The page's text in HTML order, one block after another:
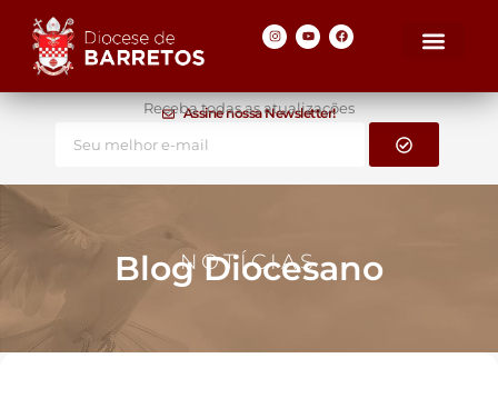
Assine nossa Newsletter!
Receba todas as atualizações
NOTÍCIAS
Blog Diocesano